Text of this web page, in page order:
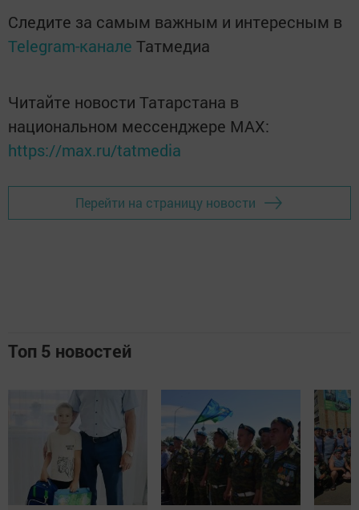
Следите за самым важным и интересным в
Telegram-канале Татмедиа
Читайте новости Татарстана в
национальном мессенджере MАХ:
https://max.ru/tatmedia
Перейти на страницу новости
Топ 5 новостей